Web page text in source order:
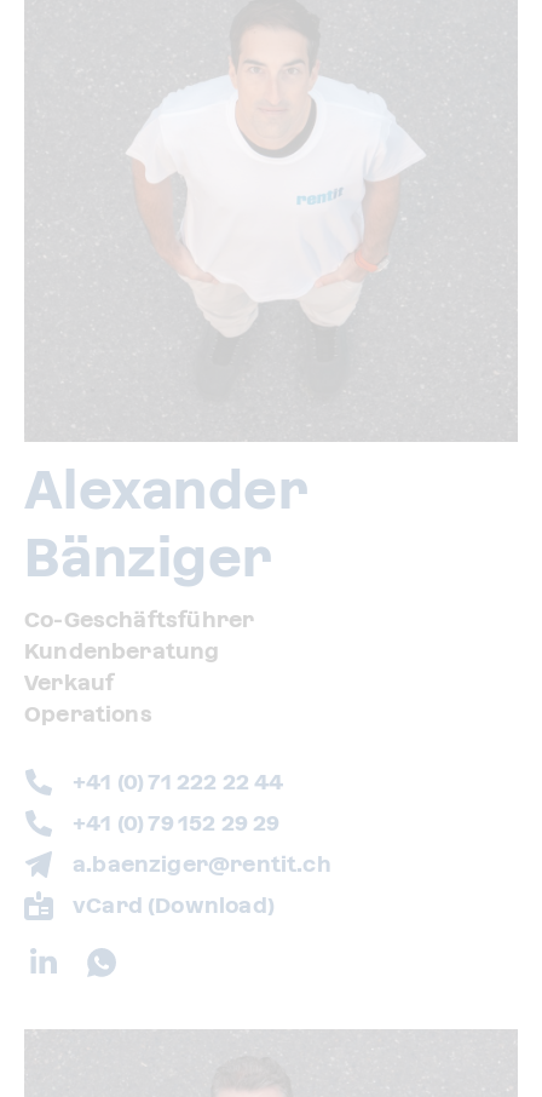
Alexander
Bänziger
Co-Geschäftsführer
Kundenberatung
Verkauf
Operations
+41 (0) 71 222 22 44
+41 (0) 79 152 29 29
a.baenziger@rentit.ch
vCard (Download)